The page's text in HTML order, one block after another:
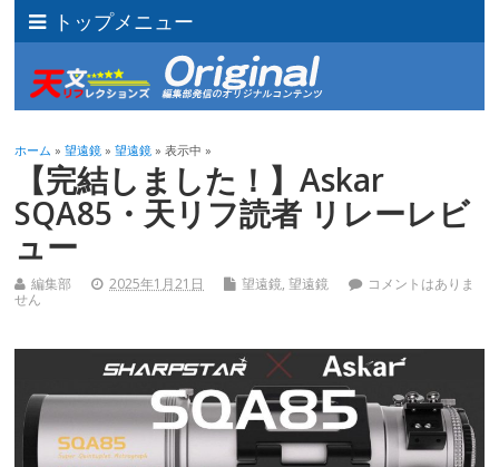
トップメニュー
ホーム »望遠鏡 »望遠鏡 » 表示中 »
【完結しました！】Askar
SQA85・天リフ読者 リレーレビ
ュー
編集部 2025年1月21日 望遠鏡,望遠鏡
コメントはありま
せん